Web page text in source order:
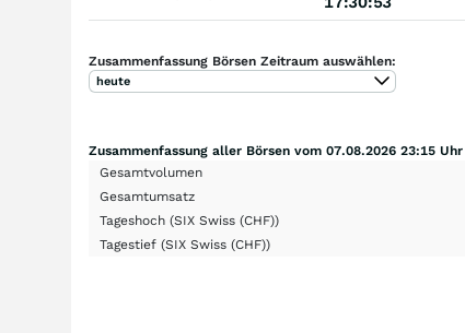
Zusammenfassung Börsen Zeitraum auswählen:
heute
Zusammenfassung aller Börsen vom 07.08.2026 23:15 Uhr
Gesamtvolumen
Gesamtumsatz
Tageshoch (SIX Swiss (CHF))
Tagestief (SIX Swiss (CHF))